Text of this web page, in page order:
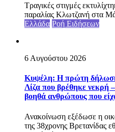
Τραγικές στιγμές
παραλίας Κλωτζανή στα
Ελλάδα Ροή Ειδήσεων
6 Αυγούστου 2026
Κυψέλη: Η πρώτη δήλωση
Λίζα που βρέθηκε νεκρή
βοηθά ανθρώπους που
Ανακοίνωση εξέδωσε η
της 38χρονης Βρετανίδας